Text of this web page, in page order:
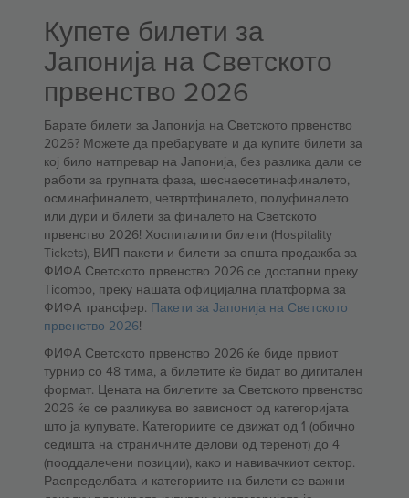
Купете билети за
Јапонија на Светското
првенство 2026
Барате билети за Јапонија на Светското првенство
2026? Можете да пребарувате и да купите билети за
кој било натпревар на Јапонија, без разлика дали се
работи за групната фаза, шеснаесетинафиналето,
осминафиналето, четвртфиналето, полуфиналето
или дури и билети за финалето на Светското
првенство 2026! Хоспиталити билети (Hospitality
Tickets), ВИП пакети и билети за општа продажба за
ФИФА Светското првенство 2026 се достапни преку
Ticombo, преку нашата официјална платформа за
ФИФА трансфер. Пакети за Јапонија на Светското
првенство 2026!
ФИФА Светското првенство 2026 ќе биде првиот
турнир со 48 тима, а билетите ќе бидат во дигитален
формат. Цената на билетите за Светското првенство
2026 ќе се разликува во зависност од категоријата
што ја купувате. Категориите се движат од 1 (обично
седишта на страничните делови од теренот) до 4
(пооддалечени позиции), како и навивачкиот сектор.
Распределбата и категориите на билети се важни